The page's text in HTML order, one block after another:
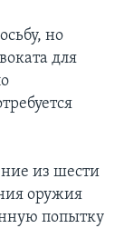
но
для
из шести
оружия
попытку